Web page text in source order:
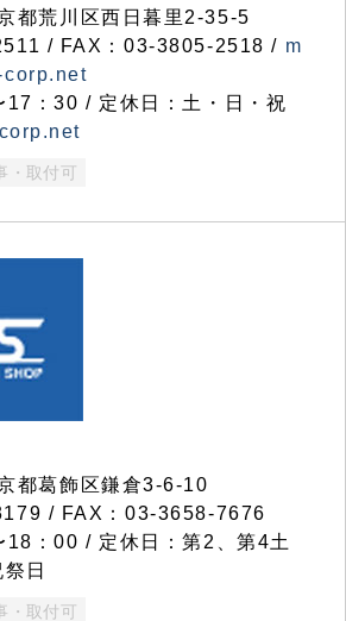
荒川区西日暮里2-35-5
/ FAX：03-3805-2518 / m
corp.net
17：30 / 定休日：土・日・祝
・取付可
都葛飾区鎌倉3-6-10
/ FAX：03-3658-7676
：00 / 定休日：第2、第4土
日
・取付可